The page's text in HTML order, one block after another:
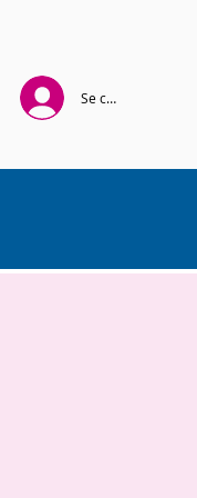
Se connecter